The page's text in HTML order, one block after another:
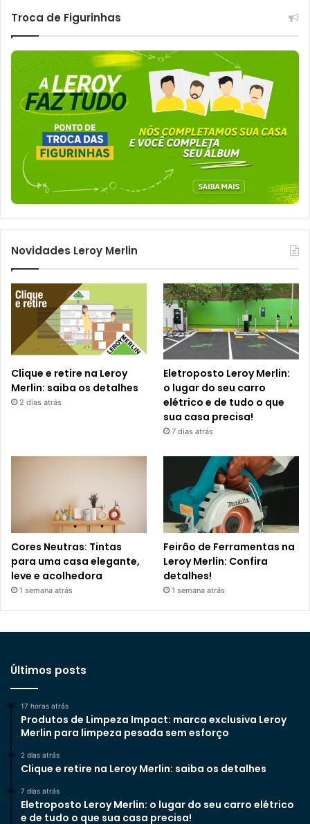
Troca de Figurinhas
Novidades Leroy Merlin
Clique e retire na Leroy
Merlin: saiba os detalhes
2 dias atrás
Eletroposto Leroy Merlin:
o lugar do seu carro
elétrico e de tudo o que
sua casa precisa!
7 dias atrás
Cores Neutras: Tintas
para uma casa elegante,
leve e acolhedora
1 semana atrás
Feirão de Ferramentas na
Leroy Merlin: Confira
detalhes!
1 semana atrás
Últimos posts
17 horas atrás
Produtos de Limpeza Impact: marca exclusiva Leroy
Merlin para limpeza pesada sem esforço
2 dias atrás
Clique e retire na Leroy Merlin: saiba os detalhes
7 dias atrás
Eletroposto Leroy Merlin: o lugar do seu carro elétrico
e de tudo o que sua casa precisa!